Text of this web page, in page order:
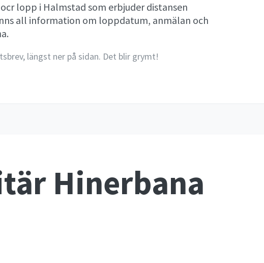
lopp i Halmstad som erbjuder distansen
all information om loppdatum, anmälan och
längst ner på sidan. Det blir grymt!
Hinerbana